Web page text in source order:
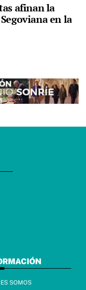
afinan la
en la
SOMOS